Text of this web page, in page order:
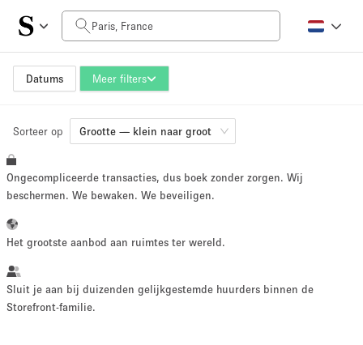
Datums Meer filters
Prijs per dag
0€
Grootte ruimte
10 m² 1000+ m²
~ 13 mensen
Sorteer op Grootte — klein naar groot
Ongecompliceerde transacties, dus boek zonder zorgen. Wij
beschermen. We bewaken. We beveiligen.
Het grootste aanbod aan ruimtes ter wereld.
Sluit je aan bij duizenden gelijkgestemde huurders binnen de
Storefront-familie.